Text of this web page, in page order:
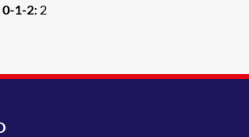
1-2: 2